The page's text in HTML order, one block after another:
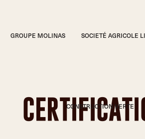
GROUPE MOLINAS SOCIETÉ AGRICOLE
CONSTRUCTION VERTE